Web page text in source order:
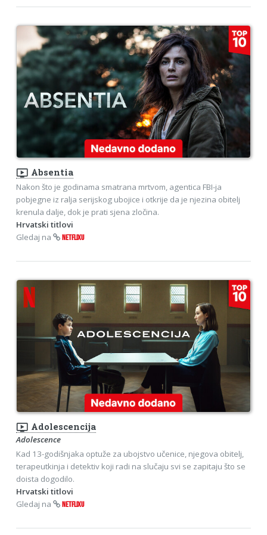
ondemand_video Absentia
Nakon što je godinama smatrana mrtvom, agentica FBI-ja
pobjegne iz ralja serijskog ubojice i otkrije da je njezina obitelj
krenula dalje, dok je prati sjena zločina.
Hrvatski titlovi
Gledaj na
NETFLIXU
ondemand_video Adolescencija
Adolescence
Kad 13-godišnjaka optuže za ubojstvo učenice, njegova obitelj,
terapeutkinja i detektiv koji radi na slučaju svi se zapitaju što se
doista dogodilo.
Hrvatski titlovi
Gledaj na
NETFLIXU